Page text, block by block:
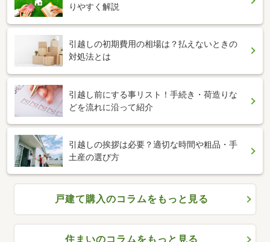
りやすく解説
引越しの初期費用の相場は？払えないときの
対処法とは
引越し前にする事リスト！手続き・荷造りな
どを流れに沿って紹介
引越しの挨拶は必要？適切な時間や粗品・手
土産の選び方
戸建て購入のコラムをもっと見る
住まいのコラムをもっと見る